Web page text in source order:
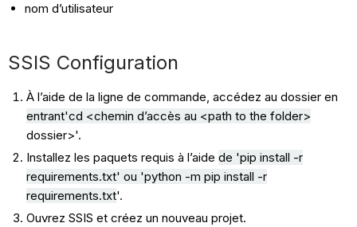
nom d’utilisateur
SSIS Configuration
À l’aide de la ligne de commande, accédez au dossier en
entrant'cd <chemin d’accès au <path to the folder>
dossier>'.
Installez les paquets requis à l’aide de 'pip install -r
requirements.txt' ou 'python -m pip install -r
requirements.txt'.
Ouvrez SSIS et créez un nouveau projet.